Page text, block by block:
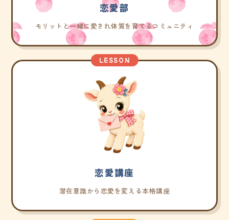
恋愛部
モリットと一緒に愛され体質を育てるコミュニティ
LESSON
恋愛講座
潜在意識から恋愛を変える本格講座